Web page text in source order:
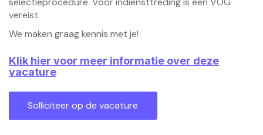
vereist.
We maken graag kennis met je!
Klik hier voor meer informatie over deze
vacature